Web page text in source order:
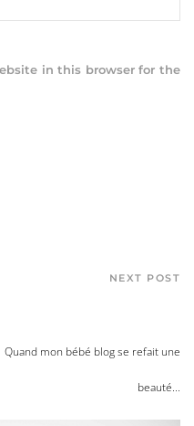
in this browser for the
NEXT POST
Quand mon bébé blog se refait une
beauté...